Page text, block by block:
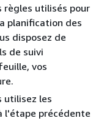
règles utilisés pour
planification des
disposez de
de suivi
vos
utilisez les
l'étape précédente